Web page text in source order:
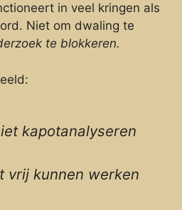
in veel kringen als
Niet om dwaling te
te blokkeren.
kapotanalyseren
vrij kunnen werken